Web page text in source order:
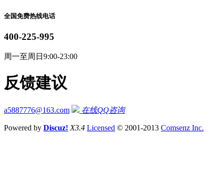
全国免费热线电话
400-225-995
周一至周日9:00-23:00
反馈建议
a5887776@163.com 在线QQ咨询
Powered by Discuz! X3.4 Licensed © 2001-2013 Comsenz Inc.